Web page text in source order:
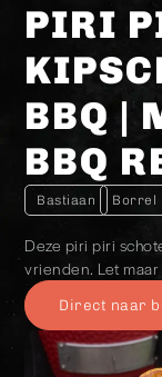
PIRI
BBQ |
BBQ
Bastiaan Borrel
Deze piri piri
vrienden. Let maar
Direct naar